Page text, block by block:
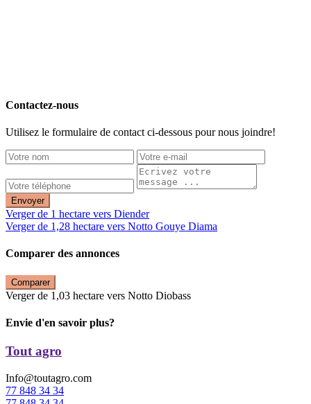
Contactez-nous
Utilisez le formulaire de contact ci-dessous pour nous joindre!
Envoyer
Verger de 1 hectare vers Diender
Verger de 1,28 hectare vers Notto Gouye Diama
Comparer des annonces
Comparer
Verger de 1,03 hectare vers Notto Diobass
Envie d'en savoir plus?
Tout agro
Info@toutagro.com
77 848 34 34